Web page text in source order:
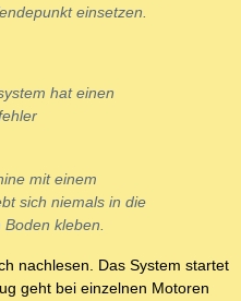
einsetzen.
hat einen
mit einem
sich niemals in die
kleben.
nachlesen. Das System startet
geht bei einzelnen Motoren